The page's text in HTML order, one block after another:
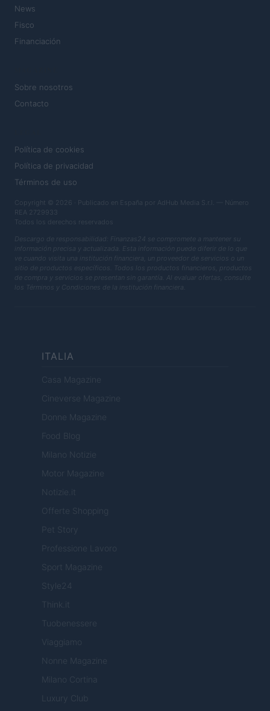
News
Fisco
Financiación
Sobre nosotros
Contacto
Política de cookies
Política de privacidad
Términos de uso
Copyright © 2026 · Publicado en España por AdHub Media S.r.l. — Número
REA 2729933
Todos los derechos reservados
Descargo de responsabilidad: Finanzas24 se compromete a mantener su
información precisa y actualizada. Esta información puede diferir de lo que
ve cuando visita una institución financiera, un proveedor de servicios o un
sitio de productos específicos. Todos los productos financieros, productos
de compra y servicios se presentan sin garantía. Al evaluar ofertas, consulte
los Términos y Condiciones de la institución financiera.
ITALIA
Casa Magazine
Cineverse Magazine
Donne Magazine
Food Blog
Milano Notizie
Motor Magazine
Notizie.it
Offerte Shopping
Pet Story
Professione Lavoro
Sport Magazine
Style24
Think.it
Tuobenessere
Viaggiamo
Nonne Magazine
Milano Cortina
Luxury Club